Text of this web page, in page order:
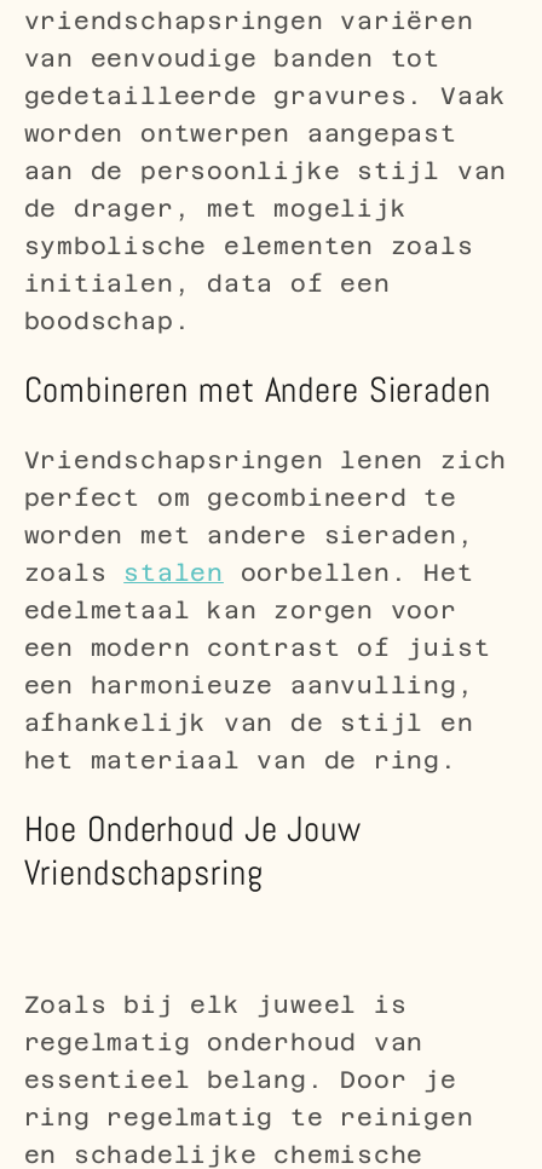
vriendschapsringen variëren
van eenvoudige banden tot
gedetailleerde gravures. Vaak
worden ontwerpen aangepast
aan de persoonlijke stijl van
de drager, met mogelijk
symbolische elementen zoals
initialen, data of een
boodschap.
Combineren met Andere Sieraden
Vriendschapsringen lenen zich
perfect om gecombineerd te
worden met andere sieraden,
zoals stalen oorbellen. Het
edelmetaal kan zorgen voor
een modern contrast of juist
een harmonieuze aanvulling,
afhankelijk van de stijl en
het materiaal van de ring.
Hoe Onderhoud Je Jouw
Vriendschapsring
Zoals bij elk juweel is
regelmatig onderhoud van
essentieel belang. Door je
ring regelmatig te reinigen
en schadelijke chemische